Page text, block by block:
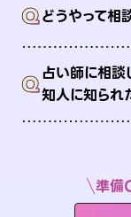
Qどうやって相
Q占い師に相談
知人に知られ
準備